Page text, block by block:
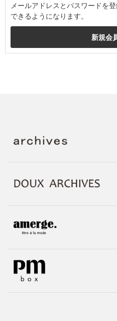
メールアドレスとパスワードを
できるようになります。